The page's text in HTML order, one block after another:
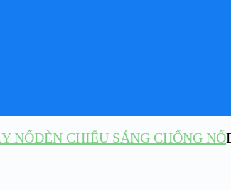
NỔĐÈN CHIẾU SÁNG CHỐNG NỔ